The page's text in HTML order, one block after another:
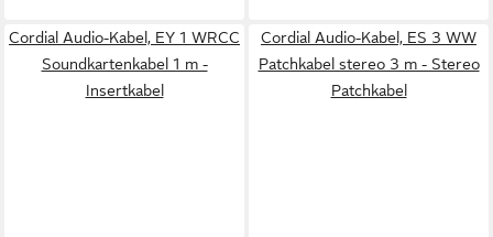
Cordial Audio-Kabel, EY 1 WRCC
Soundkartenkabel 1 m -
Insertkabel
Cordial Audio-Kabel, ES 3 WW
Patchkabel stereo 3 m - Stereo
Patchkabel